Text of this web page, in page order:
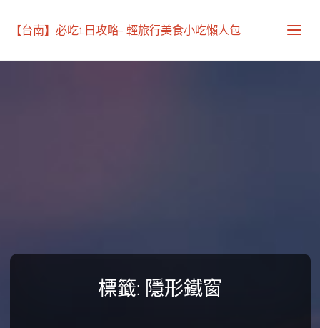
【台南】必吃1日攻略- 輕旅行美食小吃懶人包
標籤: 隱形鐵窗